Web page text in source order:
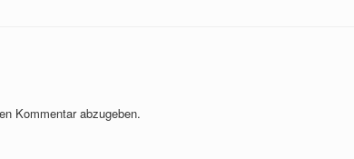
Kommentar abzugeben.